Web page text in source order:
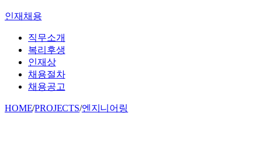
인재채용
직무소개
복리후생
인재상
채용절차
채용공고
HOME/PROJECTS/엔지니어링